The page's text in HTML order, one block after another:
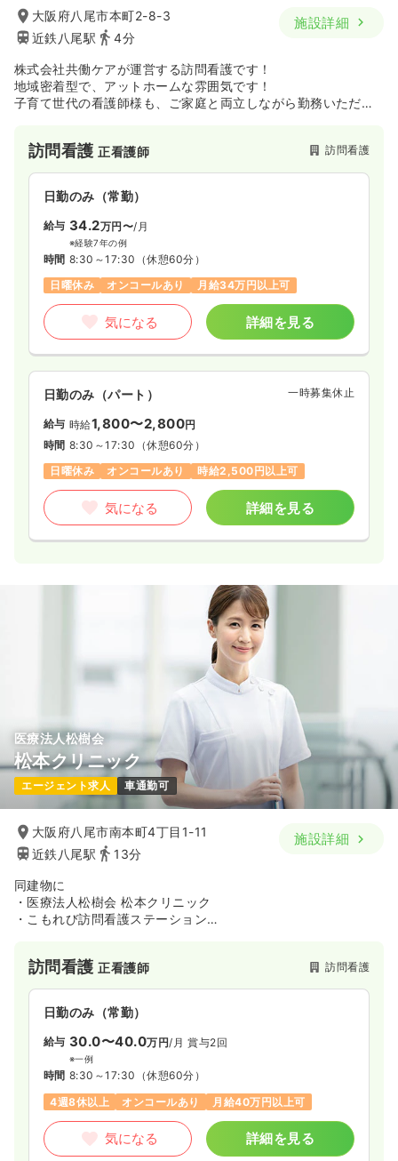
大阪府八尾市本町2-8-3
近鉄八尾駅
4分
施設詳細
株式会社共働ケアが運営する訪問看護です！
地域密着型で、アットホームな雰囲気です！
子育て世代の看護師様も、ご家庭と両立しながら勤務いただけ
訪問看護正看護師 訪問看護
日勤のみ（常勤）
給与 34.2万円〜/月
※経験7年の例
時間 8:30～17:30 （休憩60分）
日曜休み
オンコールあり 月給34万円以上可
気になる 詳細を見る
日勤のみ（パート） 一時募集休止
給与 時給1,800〜2,800円
時間 8:30～17:30 （休憩60分）
日曜休み
オンコールあり 時給2,500円以上可
気になる 詳細を見る
医療法人松樹会
松本クリニック
エージェント求人 車通勤可
大阪府八尾市南本町4丁目1-11
近鉄八尾駅
13分
施設詳細
同建物に
・医療法人松樹会 松本クリニック
・こもれび訪問看護ステーション
を併設しており、様々な専門職がダイレクトに情報共有を行え
る事が魅力です。
訪問看護正看護師 訪問看護
日勤のみ（常勤）
給与 30.0〜40.0万円/月 賞与2回
※一例
時間 8:30～17:30 （休憩60分）
4週8休以上
オンコールあり 月給40万円以上可
気になる 詳細を見る